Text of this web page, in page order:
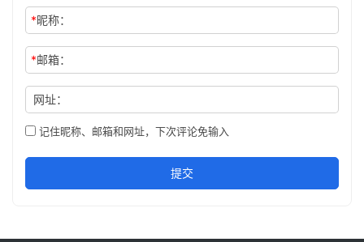
*昵称：
*邮箱：
网址：
记住昵称、邮箱和网址，下次评论免输入
提交